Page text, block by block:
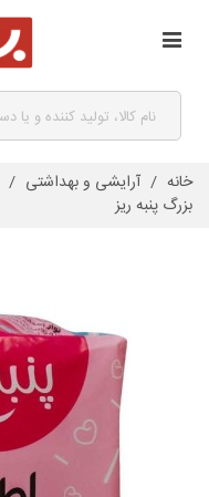
خانه / آرایشی و بهداشتی /
بزرگ پنبه ریز